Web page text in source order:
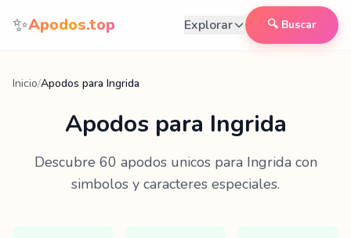
Saltar al contenido
✨Apodos.top Explorar 🔍 Buscar
Inicio/Apodos para Ingrida
Apodos para Ingrida
Descubre 60 apodos unicos para Ingridacon
simbolos y caracteres especiales.